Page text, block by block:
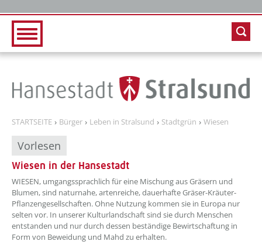
STARTSEITE Bürger Leben in Stralsund Stadtgrün Wiesen
Vorlesen
Wiesen in der Hansestadt
??? absaetzeOben[1]/titel ???
WIESEN, umgangssprachlich für eine Mischung aus Gräsern und
Blumen, sind naturnahe, artenreiche, dauerhafte Gräser-Kräuter-
Pflanzengesellschaften. Ohne Nutzung kommen sie in Europa nur
selten vor. In unserer Kulturlandschaft sind sie durch Menschen
entstanden und nur durch dessen beständige Bewirtschaftung in
Form von Beweidung und Mahd zu erhalten.